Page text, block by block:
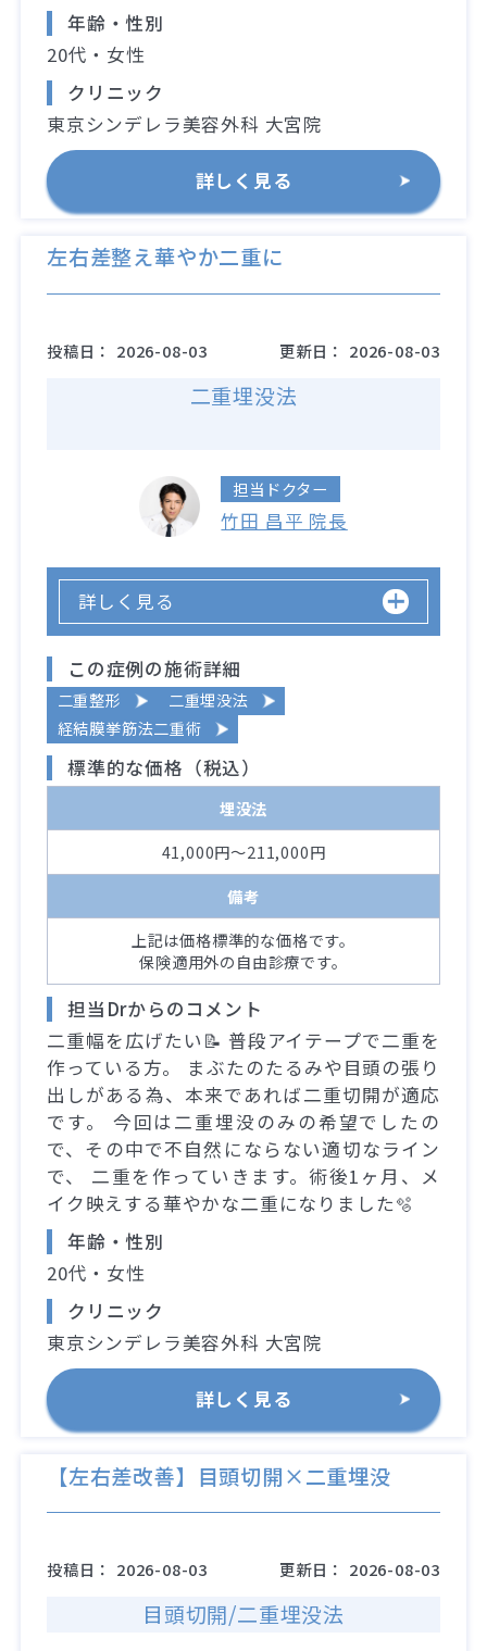
年齢・性別
20代・女性
クリニック
東京シンデレラ美容外科 大宮院
詳しく見る
左右差整え華やか二重に
投稿日： 2026-08-03 更新日： 2026-08-03
二重埋没法
担当ドクター
竹田 昌平 院長
詳しく見る
この症例の施術詳細
二重整形
二重埋没法
経結膜挙筋法二重術
標準的な価格（税込）
埋没法
41,000円～211,000円
備考
上記は価格標準的な価格です。
保険適用外の自由診療です。
担当Drからのコメント
二重幅を広げたい📝 普段アイテープで二重を
作っている方。 まぶたのたるみや目頭の張り
出しがある為、本来であれば二重切開が適応
です。 今回は二重埋没のみの希望でしたの
で、その中で不自然にならない適切なライン
で、 二重を作っていきます。術後1ヶ月、メ
イク映えする華やかな二重になりました🫧
年齢・性別
20代・女性
クリニック
東京シンデレラ美容外科 大宮院
詳しく見る
【左右差改善】目頭切開×二重埋没
投稿日： 2026-08-03 更新日： 2026-08-03
目頭切開/二重埋没法